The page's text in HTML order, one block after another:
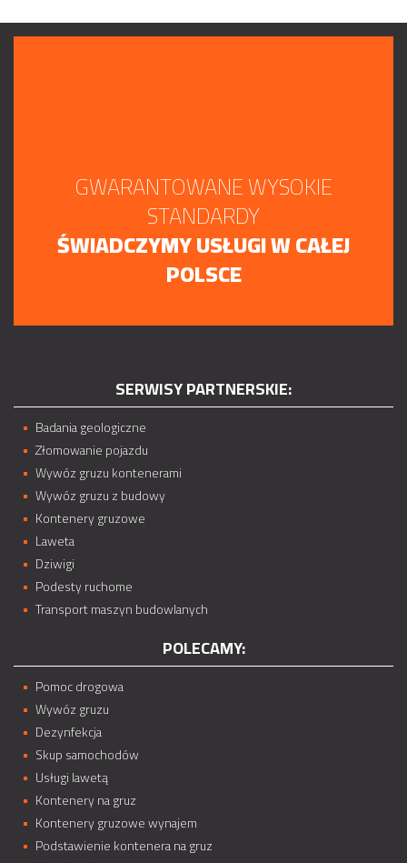
GWARANTOWANE WYSOKIE
STANDARDY
ŚWIADCZYMY USŁUGI W CAŁEJ
POLSCE
SERWISY PARTNERSKIE:
Badania geologiczne
Złomowanie pojazdu
Wywóz gruzu kontenerami
Wywóz gruzu z budowy
Kontenery gruzowe
Laweta
Dziwigi
Podesty ruchome
Transport maszyn budowlanych
POLECAMY:
Pomoc drogowa
Wywóz gruzu
Dezynfekcja
Skup samochodów
Usługi lawetą
Kontenery na gruz
Kontenery gruzowe wynajem
Podstawienie kontenera na gruz